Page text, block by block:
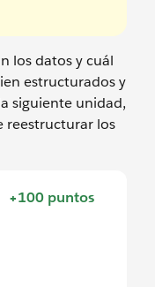
los datos y cuál
estructurados y
siguiente unidad,
reestructurar los